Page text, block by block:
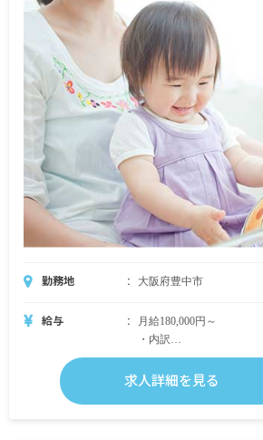
勤務地 大阪府豊中市
給与
月給180,000円～
・内訳
基本給180,000円～
求人詳細を見る